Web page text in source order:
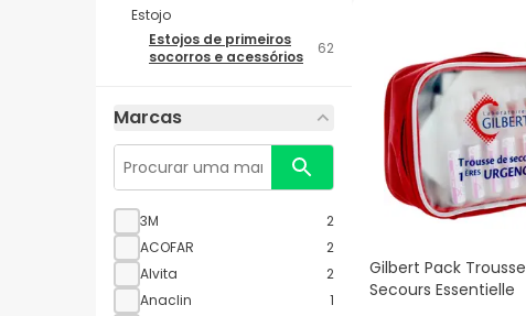
Estojo
Estojos de primeiros
socorros e acessórios
62
Marcas
3M
2
ACOFAR
2
Alvita
2
Anaclin
1
Gilbert Pack Trousse
Secours Essentielle